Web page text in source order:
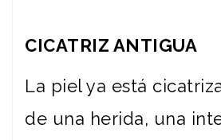
CICATRIZ ANTIGUA
La piel ya está
de una herida, una